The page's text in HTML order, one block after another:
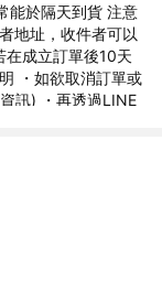
能於隔天到貨 注意
地址，收件者可以
成立訂單後10天
・如欲取消訂單或
訊) ・再透過LINE
，並請保持商品與